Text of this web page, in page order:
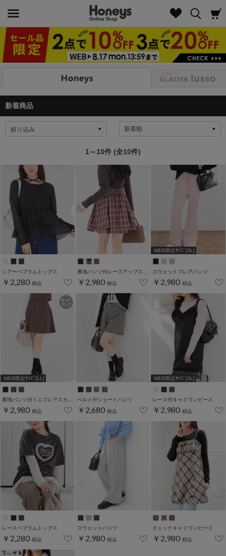
新着商品
絞り込み
1～10件 (全10件)
シアーペプラムトップス
￥2,280 税込 ￥2,980 税込
WEB限定ｻｲｽﾞ[3L]
スウェットフレアパンツ
￥2,980 税込
WEB限定ｻｲｽﾞ[LL]
￥2,980 税込
ベルト付ショートパンツ
￥2,680 税込
WEB限定ｻｲｽﾞ[3L]
レース付キャミワンピース
￥2,980 税込
レースペプラムトップス
￥2,280 税込
スウェットパンツ
￥2,980 税込
チェックキャミワンピース
￥2,980 税込